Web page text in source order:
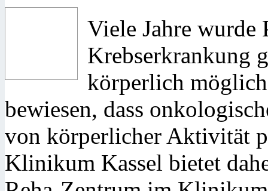
Viele Jahre wurde
Krebserkrankung
körperlich
bewiesen, dass
von körperlicher Aktivität
Klinikum Kassel bietet